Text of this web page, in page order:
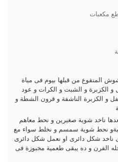
مكعبات
المنقوع من قبلها بيوم فى مياة
و الكزبرة و الشبت و الكرات و عود
و الكزبرة الناشفة و قرون الشطة و
ناخد شوية صغيرين و نحط معاهم
نحط شوية سمسم و نخلط سواء مع
ناخد شكل دائرى او نعمل شكل دائرى
الفرن و ده يبقى طعمية مخبوزة فى